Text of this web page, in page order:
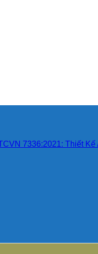
7336:2021: Thiết